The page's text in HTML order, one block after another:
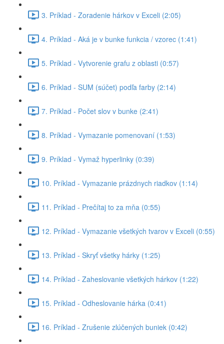
3. Príklad - Zoradenie hárkov v Exceli (2:05)
4. Príklad - Aká je v bunke funkcia / vzorec (1:41)
5. Príklad - Vytvorenie grafu z oblasti (0:57)
6. Príklad - SUM (súčet) podľa farby (2:14)
7. Príklad - Počet slov v bunke (2:41)
8. Príklad - Vymazanie pomenovaní (1:53)
9. Príklad - Vymaž hyperlinky (0:39)
10. Príklad - Vymazanie prázdnych riadkov (1:14)
11. Príklad - Prečítaj to za mňa (0:55)
12. Príklad - Vymazanie všetkých tvarov v Exceli (0:55)
13. Príklad - Skryť všetky hárky (1:25)
14. Príklad - Zaheslovanie všetkých hárkov (1:22)
15. Príklad - Odheslovanie hárka (0:41)
16. Príklad - Zrušenie zlúčených buniek (0:42)